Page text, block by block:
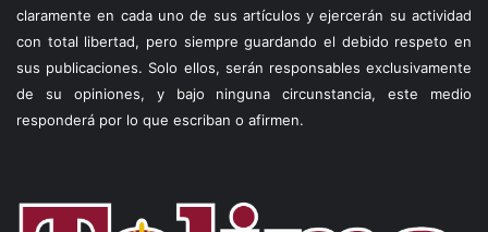
claramente en cada uno de sus artículos y ejercerán su actividad
con total libertad, pero siempre guardando el debido respeto en
sus publicaciones. Solo ellos, serán responsables exclusivamente
de su opiniones, y bajo ninguna circunstancia, este medio
responderá por lo que escriban o afirmen.